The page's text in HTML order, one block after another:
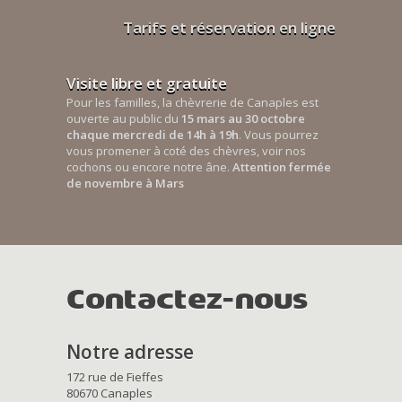
Tarifs et réservation en ligne
Visite libre et gratuite
Pour les familles, la chèvrerie de Canaples est
ouverte au public du 15 mars au 30 octobre
chaque mercredi de 14h à 19h. Vous pourrez
vous promener à coté des chèvres, voir nos
cochons ou encore notre âne. Attention fermée
de novembre à Mars
Contactez-nous
Notre adresse
172 rue de Fieffes
80670 Canaples